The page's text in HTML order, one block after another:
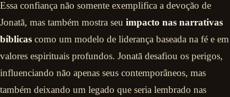
Essa confiança não somente exemplifica a devoção de
Jonatã, mas também mostra seu impacto nas narrativas
bíblicas como um modelo de liderança baseada na fé e em
valores espirituais profundos. Jonatã desafiou os perigos,
influenciando não apenas seus contemporâneos, mas
também deixando um legado que seria lembrado nas